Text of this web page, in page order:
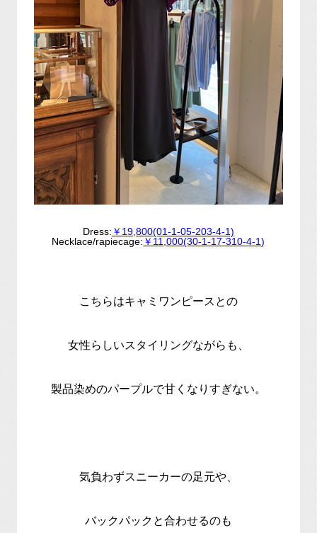
Dress: ￥19,800(01-1-05-203-4-1)
Necklace/rapiecage: ￥11,000(30-1-17-310-4-1)
こちらはキャミワンピースとの
女性らしいスタイリングながらも、
製品染めのパープルで甘くなりすぎない。
気負わずスニーカーの足元や、
バックパックと合わせるのも